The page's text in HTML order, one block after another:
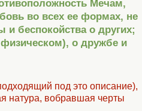
Мечам,
во всех ее формах, не
беспокойства о других;
о дружбе и
под это описание),
натура, вобравшая черты